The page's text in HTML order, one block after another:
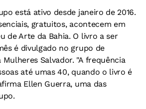
está ativo desde janeiro de 2016.
gratuitos, acontecem em
de Arte da Bahia. O livro a ser
é divulgado no grupo de
Salvador. "A frequência
até umas 40, quando o livro é
Ellen Guerra, uma das